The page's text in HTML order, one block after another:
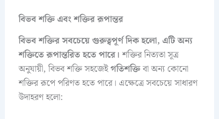
বিভব শক্তি এবং শক্তির রূপান্তর
বিভব শক্তির সবচেয়ে গুরুত্বপূর্ণ দিক হলো, এটি অন্য
শক্তিতে রূপান্তরিত হতে পারে। শক্তির নিত্যতা সূত্র
অনুযায়ী, বিভব শক্তি সহজেইগতিশক্তিবা অন্য কোনো
শক্তির রূপে পরিণত হতে পারে। এক্ষেত্রে সবচেয়ে সাধারণ
উদাহরণ হলো: